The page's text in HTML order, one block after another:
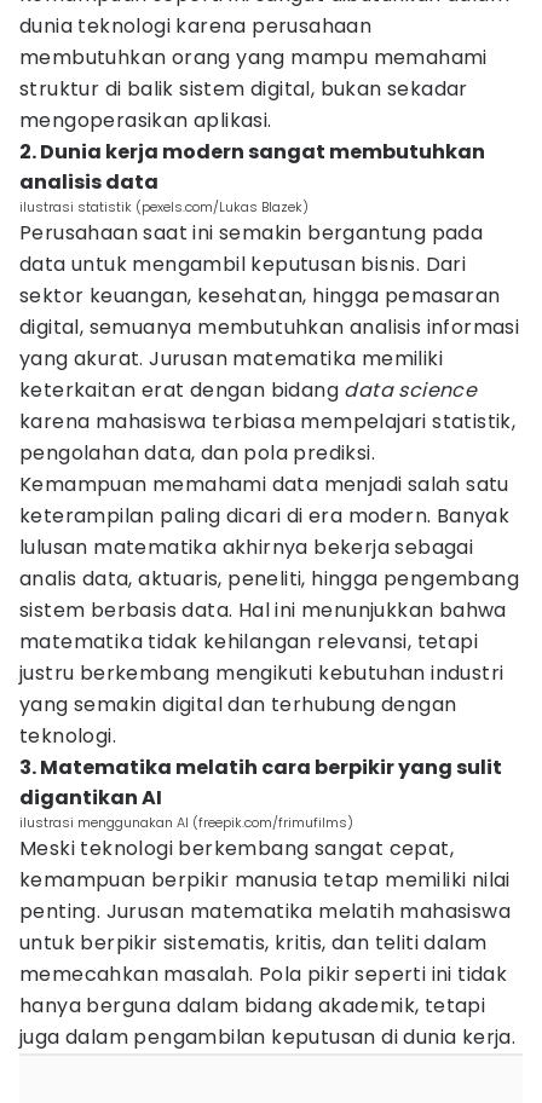
dunia teknologi karena perusahaan
membutuhkan orang yang mampu memahami
struktur di balik sistem digital, bukan sekadar
mengoperasikan aplikasi.
2. Dunia kerja modern sangat membutuhkan
analisis data
ilustrasi statistik (pexels.com/Lukas Blazek)
Perusahaan saat ini semakin bergantung pada
data untuk mengambil keputusan bisnis. Dari
sektor keuangan, kesehatan, hingga pemasaran
digital, semuanya membutuhkan analisis informasi
yang akurat. Jurusan matematika memiliki
keterkaitan erat dengan bidang data science
karena mahasiswa terbiasa mempelajari statistik,
pengolahan data, dan pola prediksi.
Kemampuan memahami data menjadi salah satu
keterampilan paling dicari di era modern. Banyak
lulusan matematika akhirnya bekerja sebagai
analis data, aktuaris, peneliti, hingga pengembang
sistem berbasis data. Hal ini menunjukkan bahwa
matematika tidak kehilangan relevansi, tetapi
justru berkembang mengikuti kebutuhan industri
yang semakin digital dan terhubung dengan
teknologi.
3. Matematika melatih cara berpikir yang sulit
digantikan AI
ilustrasi menggunakan AI (freepik.com/frimufilms)
Meski teknologi berkembang sangat cepat,
kemampuan berpikir manusia tetap memiliki nilai
penting. Jurusan matematika melatih mahasiswa
untuk berpikir sistematis, kritis, dan teliti dalam
memecahkan masalah. Pola pikir seperti ini tidak
hanya berguna dalam bidang akademik, tetapi
juga dalam pengambilan keputusan di dunia kerja.